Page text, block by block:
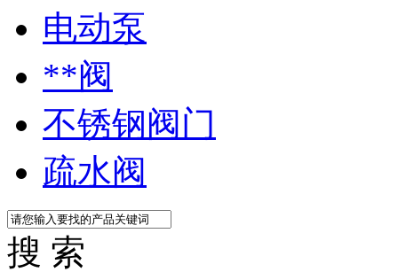
电动泵
**阀
不锈钢阀门
疏水阀
搜 索